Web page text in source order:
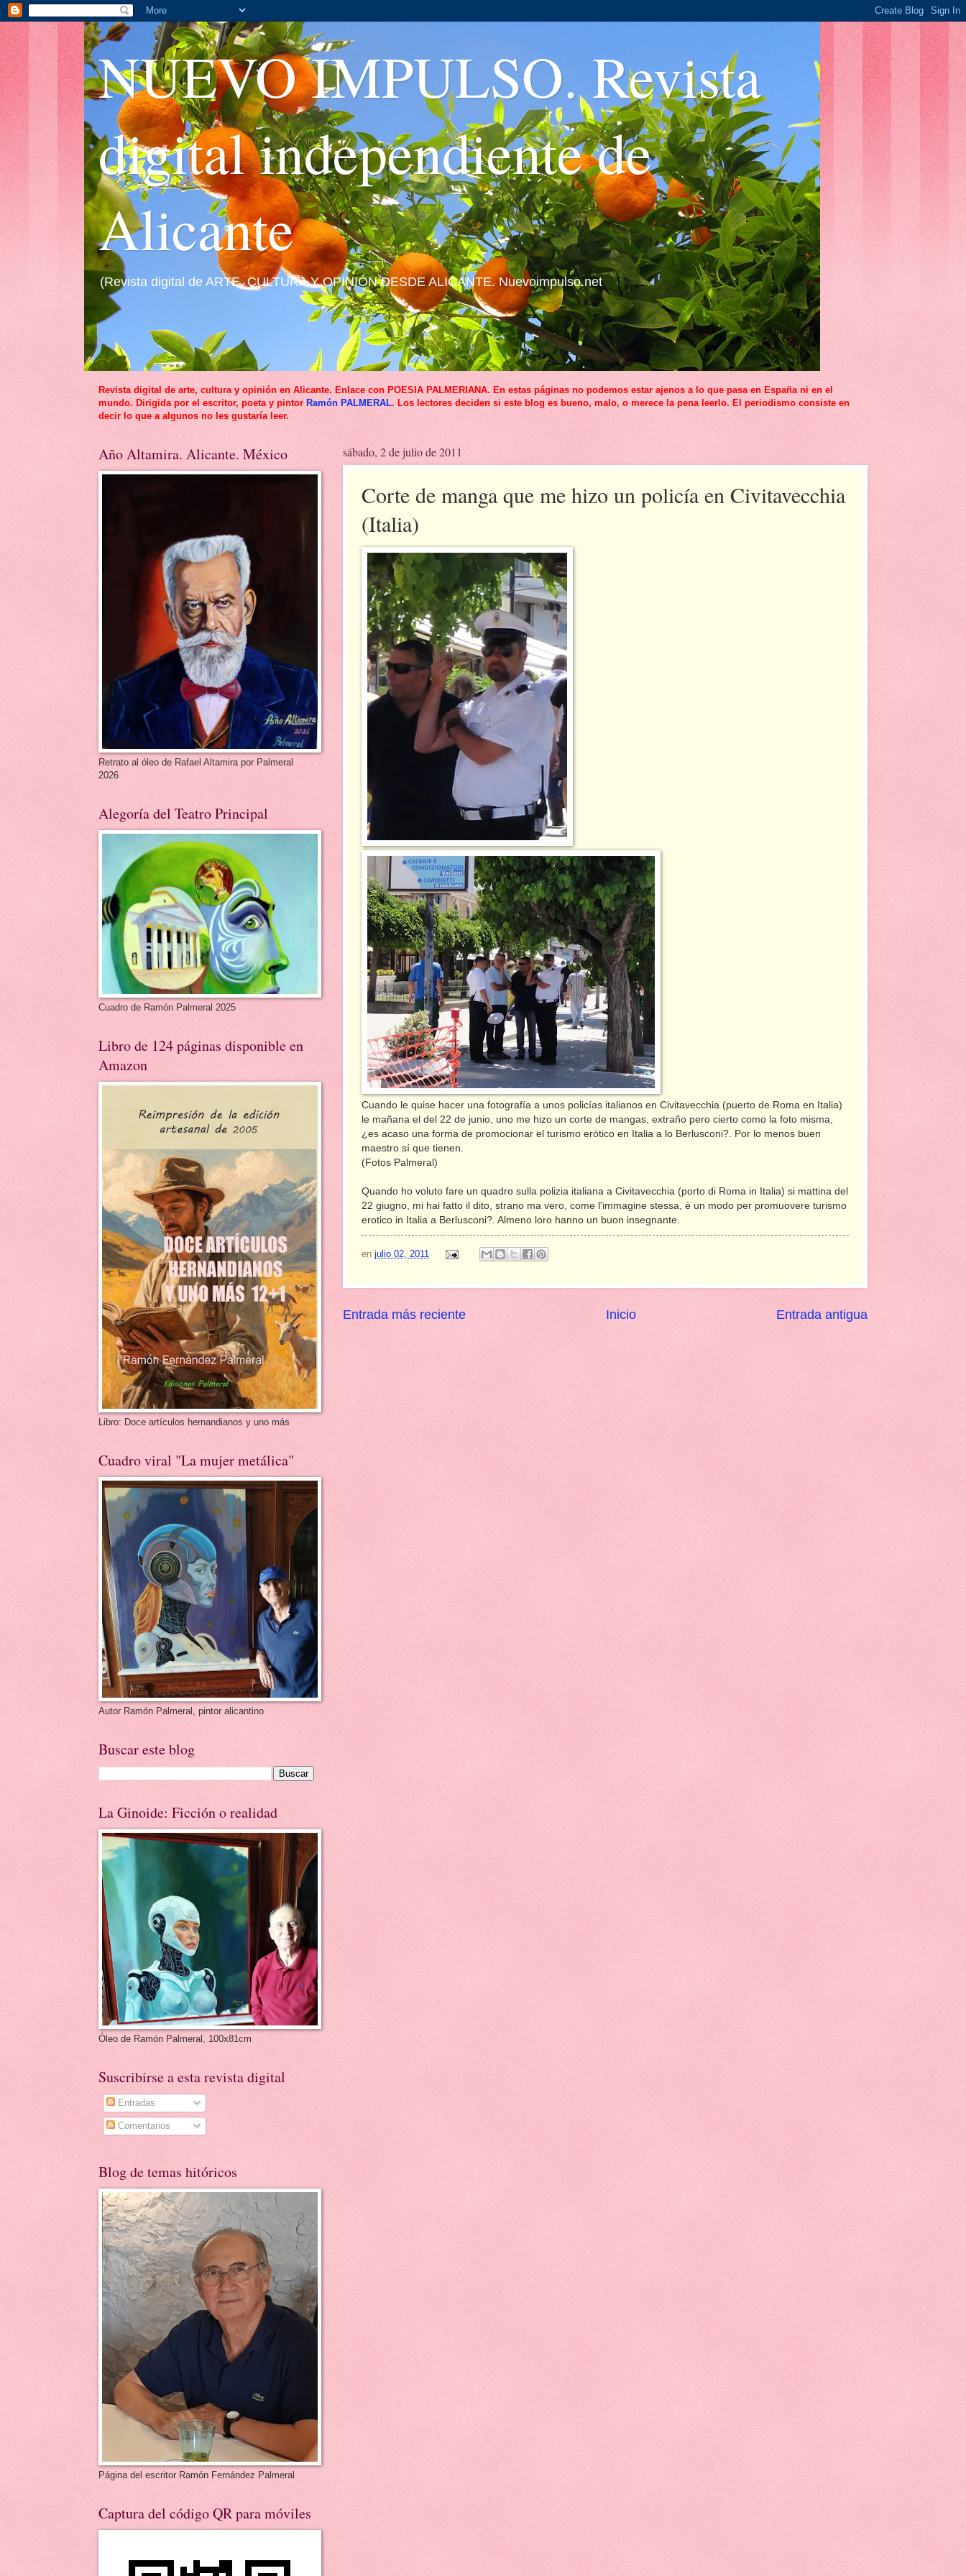
NUEVO IMPULSO. Revista
digital independiente de
Alicante
(Revista digital de ARTE, CULTURA Y OPINIÓN DESDE ALICANTE. Nuevoimpulso.net
Revista digital de arte, cultura y opinión en Alicante. Enlace con POESIA PALMERIANA. En estas páginas no podemos estar ajenos a lo que pasa en España ni en el
mundo. Dirigida por el escritor, poeta y pintor Ramón PALMERAL. Los lectores deciden si este blog es bueno, malo, o merece la pena leerlo. El periodismo consiste en
decir lo que a algunos no les gustaría leer.
sábado, 2 de julio de 2011
Corte de manga que me hizo un policía en Civitavecchia
(Italia)
Cuando le quise hacer una fotografía a unos policías italianos en Civitavecchia (puerto de Roma en Italia)
le mañana el del 22 de junio, uno me hizo un corte de mangas, extraño pero cierto como la foto misma,
¿es acaso una forma de promocionar el turismo erótico en Italia a lo Berlusconi?. Por lo menos buen
maestro sí que tienen.
(Fotos Palmeral)
Quando ho voluto fare un quadro sulla polizia italiana a Civitavecchia (porto di Roma in Italia) si mattina del
22 giugno, mi hai fatto il dito, strano ma vero, come l'immagine stessa, è un modo per promuovere turismo
erotico in Italia a Berlusconi?. Almeno loro hanno un buon insegnante.
en julio 02, 2011
Entrada más reciente Entrada antigua
Inicio
Año Altamira. Alicante. México
Retrato al óleo de Rafael Altamira por Palmeral
2026
Alegoría del Teatro Principal
Cuadro de Ramón Palmeral 2025
Libro de 124 páginas disponible en
Amazon
Libro: Doce artículos hernandianos y uno más
Cuadro viral "La mujer metálica"
Autor Ramón Palmeral, pintor alicantino
Buscar este blog
La Ginoide: Ficción o realidad
Óleo de Ramón Palmeral, 100x81cm
Suscribirse a esta revista digital
Entradas
Comentarios
Blog de temas hitóricos
Página del escritor Ramón Fernández Palmeral
Captura del código QR para móviles